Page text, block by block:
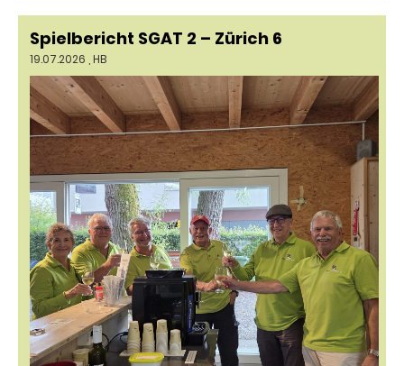
Spielbericht SGAT 2 – Zürich 6
19.07.2026 , HB